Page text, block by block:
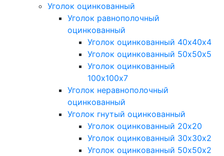
Уголок оцинкованный
Уголок равнополочный
оцинкованный
Уголок оцинкованный 40х40х4
Уголок оцинкованный 50х50х5
Уголок оцинкованный
100х100х7
Уголок неравнополочный
оцинкованный
Уголок гнутый оцинкованный
Уголок оцинкованный 20х20
Уголок оцинкованный 30х30х2
Уголок оцинкованный 50х50х2